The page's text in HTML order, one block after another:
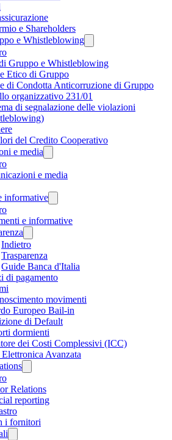
e Shareholders
e Whistleblowing
Gruppo e Whistleblowing
Etico di Gruppo
di Condotta Anticorruzione di Gruppo
organizzativo 231/01
di segnalazione delle violazioni
del Credito Cooperativo
e media
e media
informative
e informative
Indietro
Trasparenza
Guide Banca d'Italia
di pagamento
movimenti
Europeo Bail-in
di Default
dormienti
dei Costi Complessivi (ICC)
Avanzata
Relations
reporting
i fornitori